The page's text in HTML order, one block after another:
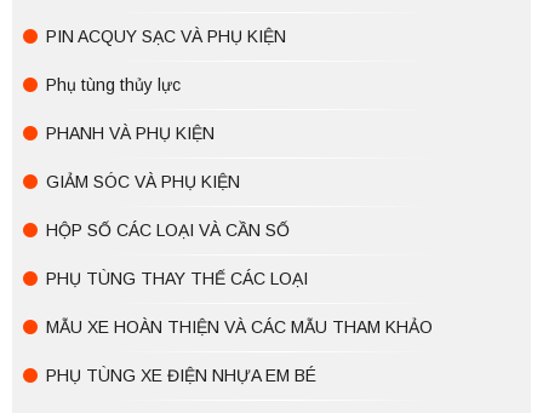
PIN ACQUY SẠC VÀ PHỤ KIỆN
Phụ tùng thủy lực
PHANH VÀ PHỤ KIỆN
GIẢM SÓC VÀ PHỤ KIỆN
HỘP SỐ CÁC LOẠI VÀ CẦN SỐ
PHỤ TÙNG THAY THẾ CÁC LOẠI
MẪU XE HOÀN THIỆN VÀ CÁC MẪU THAM KHẢO
PHỤ TÙNG XE ĐIỆN NHỰA EM BÉ